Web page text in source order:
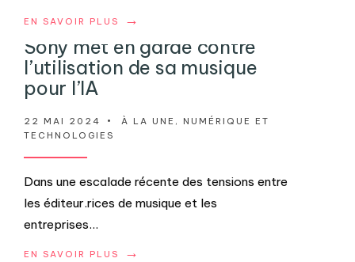
EN SAVOIR PLUS →
Sony met en garde contre
l’utilisation de sa musique
pour l’IA
22 MAI 2024 • À LA UNE , NUMÉRIQUE ET
TECHNOLOGIES
Dans une escalade récente des tensions entre
les éditeur.rices de musique et les
entreprises...
EN SAVOIR PLUS →